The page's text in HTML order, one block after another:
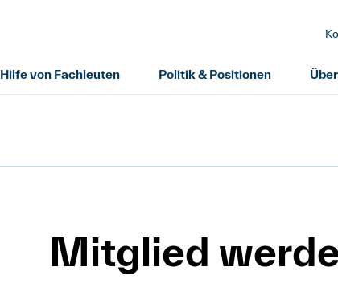
Hilfe von Fachleuten Politik & Positionen
Mitglied